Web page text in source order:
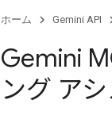
ホーム Gemini API
Gemini
ング ア